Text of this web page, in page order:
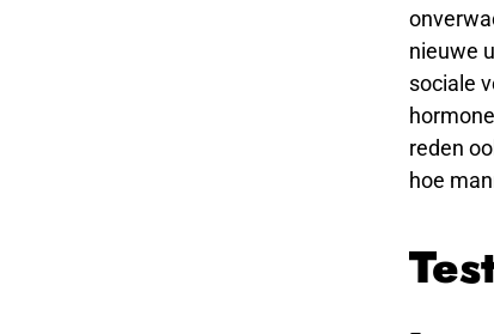
nieuwe
sociale
reden
hoe